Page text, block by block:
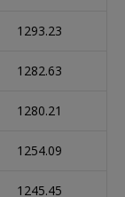
1293.23
1282.63
1280.21
1254.09
1245.45